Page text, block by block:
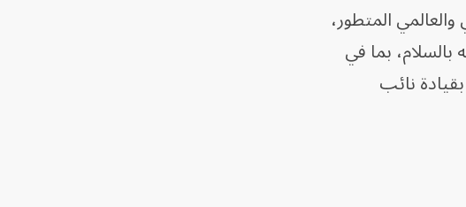
المتطور،
بالسلام، بما في
نائب